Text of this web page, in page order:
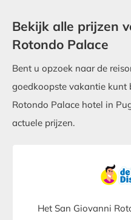
Bekijk alle prijzen
Rotondo Palace
Bent u opzoek naar de
goedkoopste vakantie kunt
Rotondo Palace hotel in
actuele prijzen.
Het San Giovanni